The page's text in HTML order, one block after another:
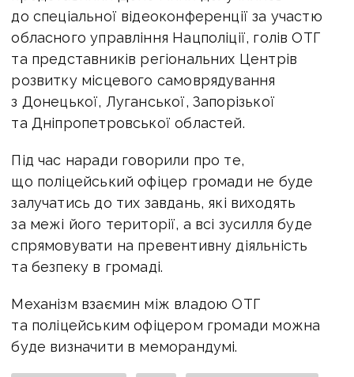
до спеціальної відеоконференції за участю
обласного управління Нацполіції, голів ОТГ
та представників регіональних Центрів
розвитку місцевого самоврядування
з Донецької, Луганської, Запорізької
та Дніпропетровської областей.
Під час наради говорили про те,
що поліцейський офіцер громади не буде
залучатись до тих завдань, які виходять
за межі його території, а всі зусилля буде
спрямовувати на превентивну діяльність
та безпеку в громаді.
Механізм взаємин між владою ОТГ
та поліцейським офіцером громади можна
буде визначити в меморандумі.